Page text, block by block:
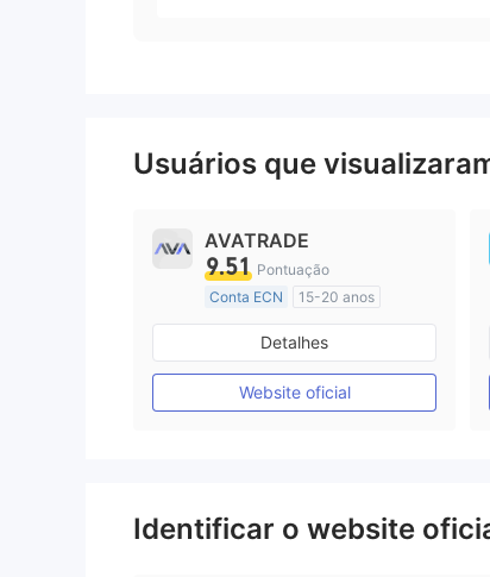
Usuários que
AVATRADE
9.51 Pontuação
Conta ECN
15-20 anos
Austrália Regulamento
Market Marketing (MM)
Etiqueta principal MT4
Detalhes
Website oficial
Identificar o website